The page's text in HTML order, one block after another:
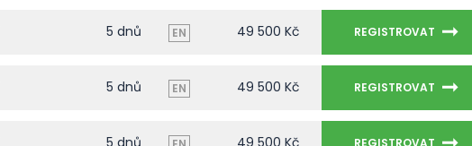
5 dnů EN 49 500 Kč REGISTROVAT
5 dnů EN 49 500 Kč REGISTROVAT
5 dnů 49 500 Kč REGISTROVAT